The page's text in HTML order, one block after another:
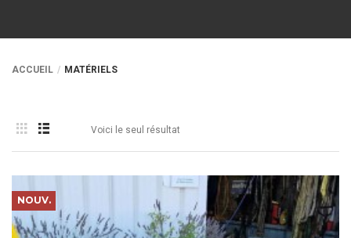
ACCUEIL MATÉRIELS
Voici le seul résultat
NOUV.